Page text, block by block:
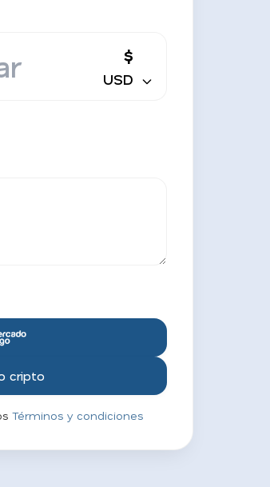
$
USD
cripto
Términos y condiciones